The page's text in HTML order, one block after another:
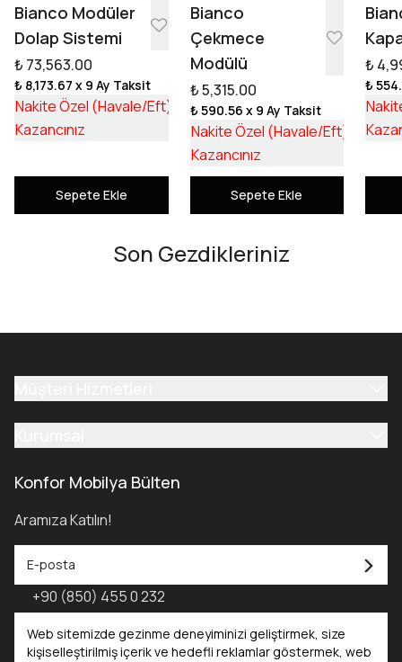
Web sitemizde gezinme deneyiminizi geliştirmek, size
kişiselleştirilmiş içerik ve hedefli reklamlar göstermek, web
Bianco Modüler
Dolap Sistemi
₺ 73,563.00
₺ 8,173.67 x 9 Ay Taksit
Nakite Özel (Havale/Eft) ₺ 55,253.17
Kazancınız ₺ 18,309.83
Sepete Ekle
Bianco
Çekmece
Modülü
₺ 5,315.00
₺ 590.56 x 9 Ay Taksit
Nakite Özel (Havale/Eft) ₺
Kazancınız
Sepete Ekle
₺
₺
Son Gezdikleriniz
Konfor Mobilya Bülten
Aramıza Katılın!
+90 (850) 455 0 232
Konfor Mobilya Kataloğu - 2025